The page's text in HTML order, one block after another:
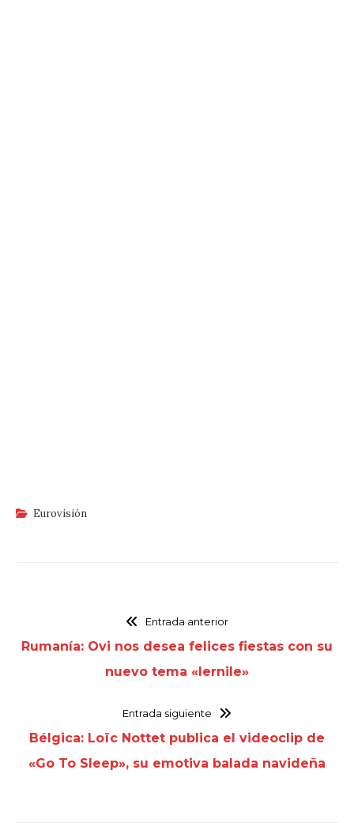
Eurovisión
Entrada anterior
Rumanía: Ovi nos desea felices fiestas con su
nuevo tema «Iernile»
Entrada siguiente
Bélgica: Loïc Nottet publica el videoclip de
«Go To Sleep», su emotiva balada navideña